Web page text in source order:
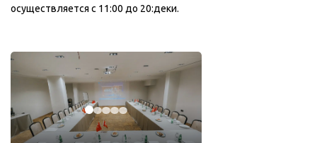
осуществляется с 11:00 до 20:деки.